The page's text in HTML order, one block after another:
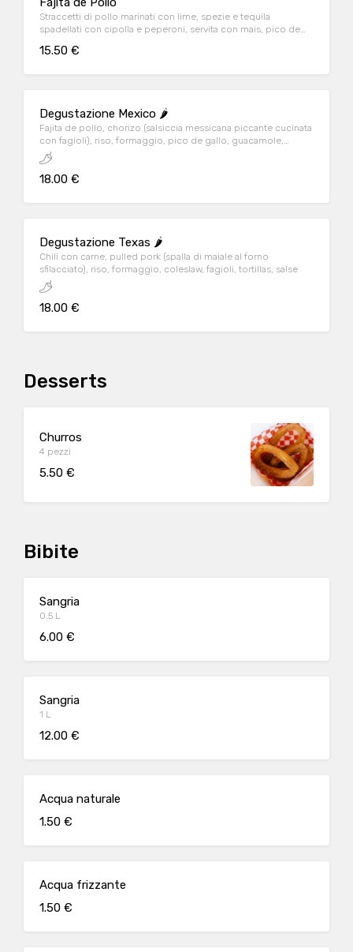
Straccetti di pollo marinati con lime, spezie e tequila
spadellati con cipolla e peperoni, servita con mais, pico de
15.50 €
Degustazione Mexico 🌶️
Fajita de pollo, chorizo (salsiccia messicana piccante cucinata
con fagioli), riso, formaggio, pico de gallo, guacamole,
tortillas, salse
18.00 €
Degustazione Texas 🌶️
Chili con carne, pulled pork (spalla di maiale al forno
sfilacciato), riso, formaggio, coleslaw, fagioli, tortillas, salse
18.00 €
Desserts
Churros
4 pezzi
5.50 €
Bibite
Sangria
0.5 L
6.00 €
Sangria
1 L
12.00 €
Acqua naturale
1.50 €
Acqua frizzante
1.50 €